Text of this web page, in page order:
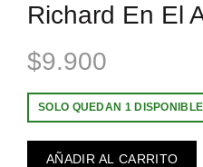
Richard En El
$9.900
SOLO QUEDAN 1
AÑADIR AL CARRITO